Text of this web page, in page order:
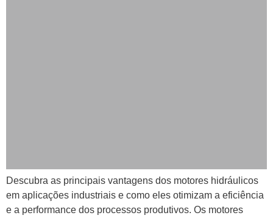
Descubra as principais vantagens dos motores hidráulicos
em aplicações industriais e como eles otimizam a eficiência
e a performance dos processos produtivos. Os motores